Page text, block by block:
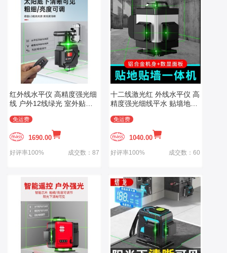
红外线水平仪 高精度强光细
线 户外12线绿光 室外贴地
免运费
1690.00
好评率100% 成交数：87
十二线激光红 外线水平仪 高
精度强光细线平水 贴墙地绿
免运费
1040.00
好评率100% 成交数：60